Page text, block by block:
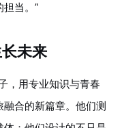
当。”
未来
，用专业知识与青春
合的新篇章。他们测